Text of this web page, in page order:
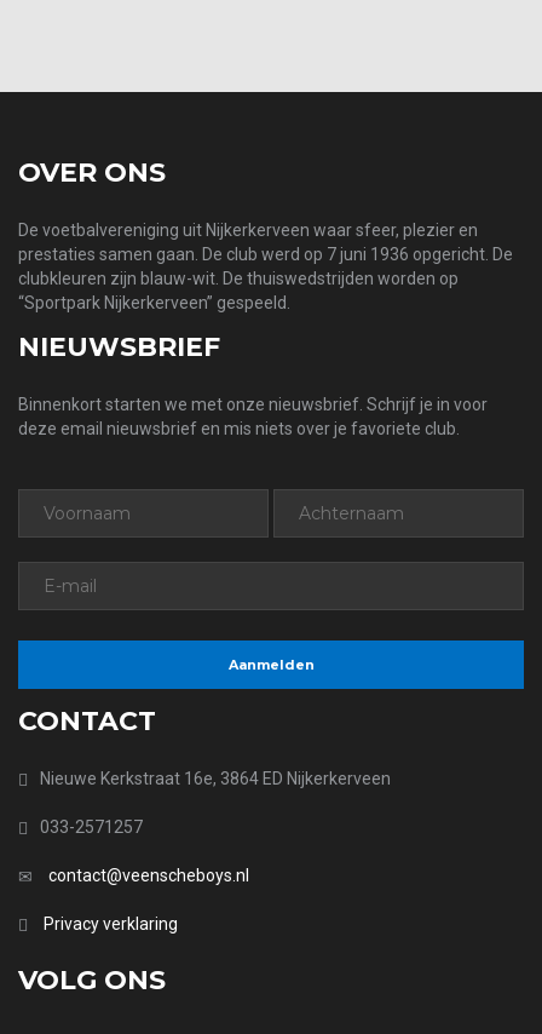
OVER ONS
De voetbalvereniging uit Nijkerkerveen waar sfeer, plezier en
prestaties samen gaan. De club werd op 7 juni 1936 opgericht. De
clubkleuren zijn blauw-wit. De thuiswedstrijden worden op
“Sportpark Nijkerkerveen” gespeeld.
NIEUWSBRIEF
Binnenkort starten we met onze nieuwsbrief. Schrijf je in voor
deze email nieuwsbrief en mis niets over je favoriete club.
CONTACT
Nieuwe Kerkstraat 16e, 3864 ED Nijkerkerveen
033-2571257
contact@veenscheboys.nl
Privacy verklaring
VOLG ONS